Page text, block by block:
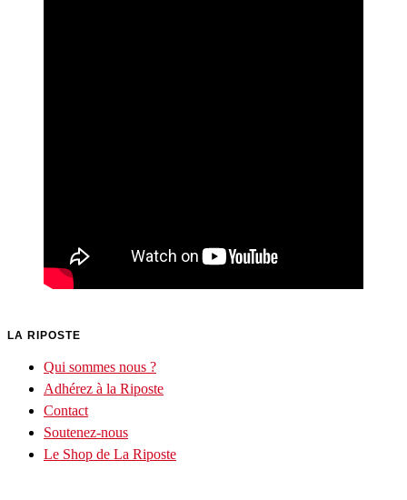
LA RIPOSTE
Qui sommes nous ?
Adhérez à la Riposte
Contact
Soutenez-nous
Le Shop de La Riposte